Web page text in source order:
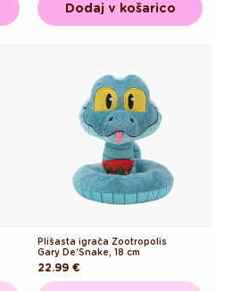
Dodaj v košarico
Plišasta igrača Zootropolis
Gary De'Snake, 18 cm
Redna
cena
22.99 €